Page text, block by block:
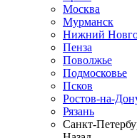
Москва
Мурманск
Нижний
Пенза
Поволжье
Подмосковье
Псков
Ростов-на-
Рязань
Санкт-